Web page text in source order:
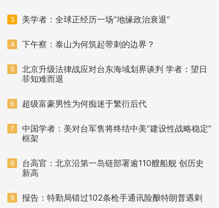
3 美学者：全球正经历一场“地缘政治衰退”
4 下午察：泰山为何筑起带刺的边界？
5
北京升级法律战应对台东海域划界谈判 学者：望日
菲知难而退
6 超级富豪男性为何痴迷于繁衍后代
7
中国学者：美对台军售将终结中美“建设性战略稳定”
框架
8
台高官：北京沿第一岛链部署逾110艘船舰 创历史
新高
9 报告：特勤局错过102条枪手通讯险酿特朗普遇刺